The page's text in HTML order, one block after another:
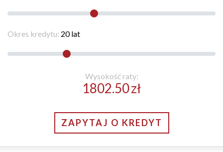
Okres kredytu: 20 lat
Wysokość raty:
1802.50zł
ZAPYTAJ O KREDYT